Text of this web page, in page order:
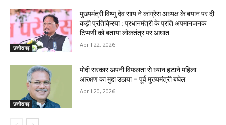
छत्तीसगढ़
मुख्यमंत्री विष्णु देव साय ने कांग्रेस अध्यक्ष के बयान पर दी
कड़ी प्रतिक्रिया : प्रधानमंत्री के प्रति अपमानजनक
टिप्पणी को बताया लोकतंत्र पर आघात
April 22, 2026
छत्तीसगढ़
मोदी सरकार अपनी विफलता से ध्यान हटाने महिला
आरक्षण का मुद्दा उठाया – पूर्व मुख्यमंत्री बघेल
April 20, 2026